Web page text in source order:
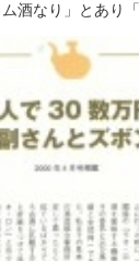
酒なり」とあり